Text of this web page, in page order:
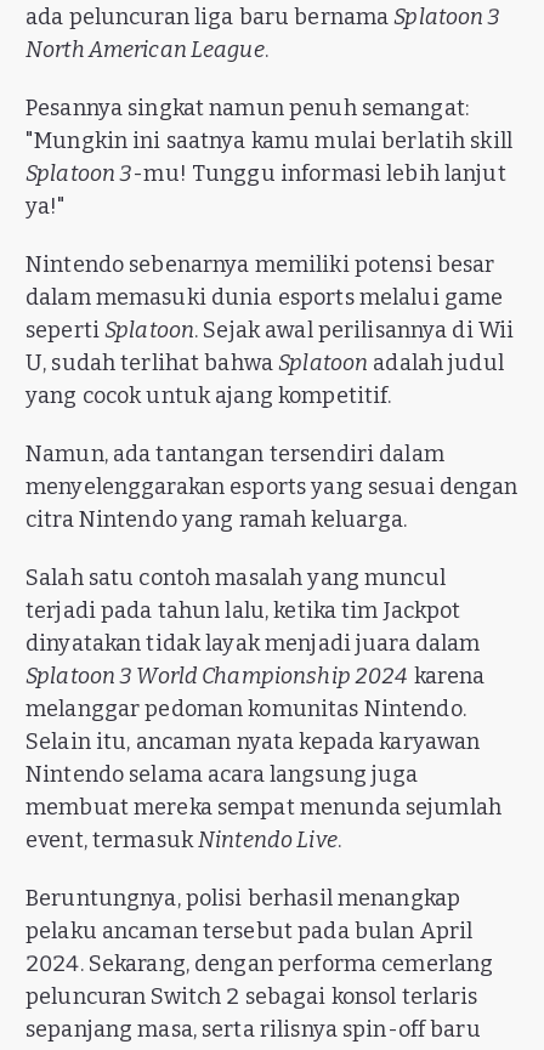
ada peluncuran liga baru bernamaSplatoon 3
North American League.
Pesannya singkat namun penuh semangat:
"Mungkin ini saatnya kamu mulai berlatih skill
Splatoon 3-mu! Tunggu informasi lebih lanjut
ya!"
Nintendo sebenarnya memiliki potensi besar
dalam memasuki dunia esports melalui game
sepertiSplatoon. Sejak awal perilisannya di Wii
U, sudah terlihat bahwaSplatoon adalah judul
yang cocok untuk ajang kompetitif.
Namun, ada tantangan tersendiri dalam
menyelenggarakan esports yang sesuai dengan
citra Nintendo yang ramah keluarga.
Salah satu contoh masalah yang muncul
terjadi pada tahun lalu, ketika tim Jackpot
dinyatakan tidak layak menjadi juara dalam
Splatoon 3 World Championship 2024 karena
melanggar pedoman komunitas Nintendo.
Selain itu, ancaman nyata kepada karyawan
Nintendo selama acara langsung juga
membuat mereka sempat menunda sejumlah
event, termasukNintendo Live.
Beruntungnya, polisi berhasil menangkap
pelaku ancaman tersebut pada bulan April
2024. Sekarang, dengan performa cemerlang
peluncuran Switch 2 sebagai konsol terlaris
sepanjang masa, serta rilisnya spin-off baru